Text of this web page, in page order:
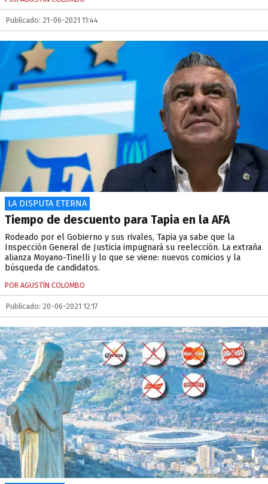
Publicado: 21-06-2021 11:44
LA DISPUTA ETERNA
Tiempo de descuento para Tapia en la AFA
Rodeado por el Gobierno y sus rivales, Tapia ya sabe que la
Inspección General de Justicia impugnará su reelección. La extraña
alianza Moyano-Tinelli y lo que se viene: nuevos comicios y la
búsqueda de candidatos.
POR AGUSTÍN COLOMBO
Publicado: 20-06-2021 12:17